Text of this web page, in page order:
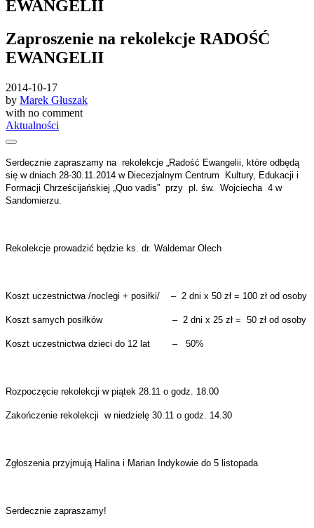
EWANGELII
Zaproszenie na rekolekcje RADOŚĆ
EWANGELII
2014-10-17
by Marek Głuszak
with no comment
Aktualności
Serdecznie zapraszamy na rekolekcje „Radość Ewangelii, które odbędą
się w dniach 28-30.11.2014 w Diecezjalnym Centrum Kultury, Edukacji i
Formacji Chrześcijańskiej „Quo vadis” przy pl. św. Wojciecha 4 w
Sandomierzu.
Rekolekcje prowadzić będzie ks. dr. Waldemar Olech
Koszt uczestnictwa /noclegi + posiłki/ – 2 dni x 50 zł = 100 zł od osoby
Koszt samych posiłków – 2 dni x 25 zł = 50 zł od osoby
Koszt uczestnictwa dzieci do 12 lat – 50%
Rozpoczęcie rekolekcji w piątek 28.11 o godz. 18.00
Zakończenie rekolekcji w niedzielę 30.11 o godz. 14.30
Zgłoszenia przyjmują Halina i Marian Indykowie do 5 listopada
Serdecznie zapraszamy!